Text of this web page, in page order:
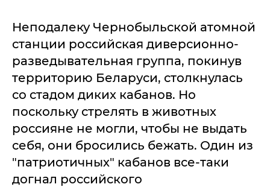
Неподалеку Чернобыльской атомной
станции российская диверсионно-
разведывательная группа, покинув
территорию Беларуси, столкнулась
со стадом диких кабанов. Но
поскольку стрелять в животных
россияне не могли, чтобы не выдать
себя, они бросились бежать. Один из
"патриотичных" кабанов все-таки
догнал российского